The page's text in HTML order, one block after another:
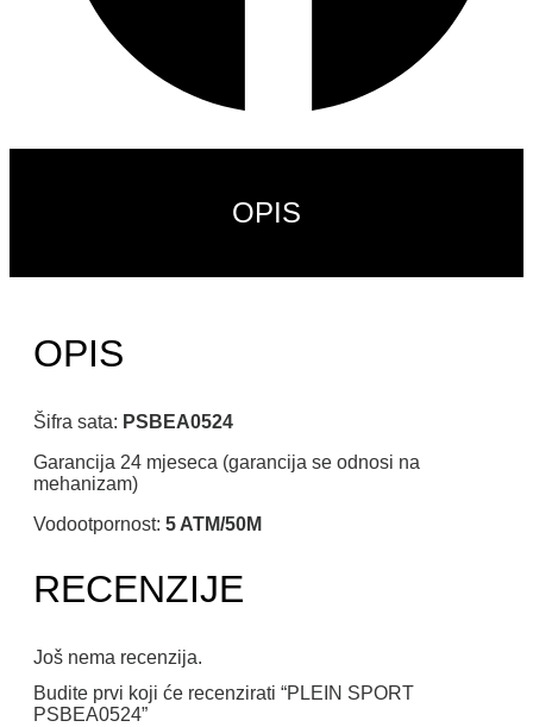
OPIS
OPIS
Šifra sata: PSBEA0524
Garancija 24 mjeseca (garancija se odnosi na
mehanizam)
Vodootpornost: 5 ATM/50M
RECENZIJE
Još nema recenzija.
Budite prvi koji će recenzirati “PLEIN SPORT
PSBEA0524”